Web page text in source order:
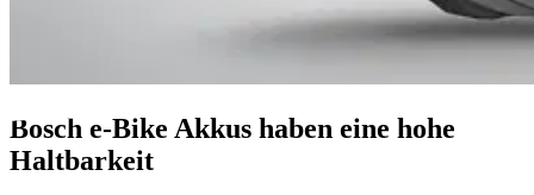
Bosch e-Bike Akkus haben eine hohe
Haltbarkeit